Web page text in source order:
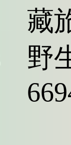
藏
野